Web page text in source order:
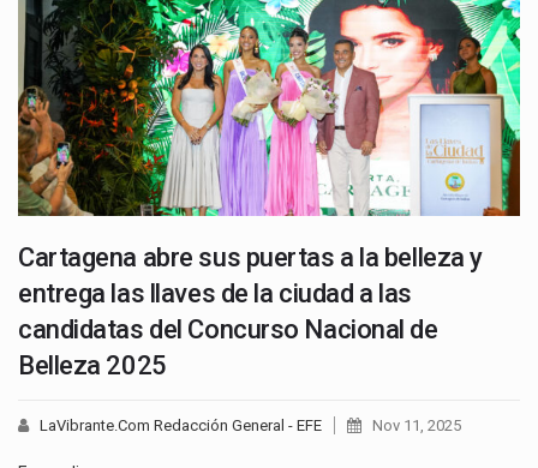
Cartagena abre sus puertas a la belleza y
entrega las llaves de la ciudad a las
candidatas del Concurso Nacional de
Belleza 2025
LaVibrante.Com Redacción General - EFE Nov 11, 2025